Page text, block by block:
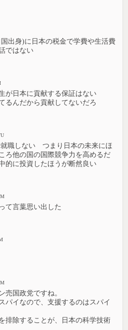
出身)に日本の税金で学費や生活費
ではない
が日本に貢献する保証はない
るんだから貢献してないだろ
就職しない つまり日本の未来にほ
ろ他の国の国際競争力を高めるだ
に投資したほうが断然良い
て言葉思い出した
売国政党ですね。
パイなので、支援するのはスパイ
排除することが、日本の科学技術